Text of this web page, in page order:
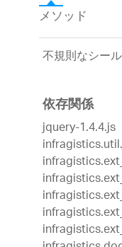
メソッド
不規則なシー
依存関係
jquery-1.4.4.js